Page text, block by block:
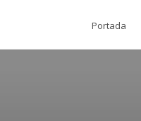
Portada